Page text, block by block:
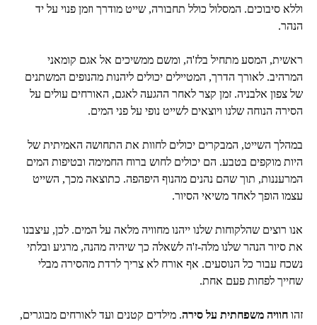
וללא סיבוכים. המסלול כולל תחבורה, שייט מודרך וזמן פנוי על יד
הנהר.
ראשית, המסע מתחיל בלז'ה, ומשם ממשיכים אל אגם קומאני
המרהיב. לאורך הדרך, המטיילים יכולים ליהנות מהנופים המשתנים
של צפון אלבניה. זמן קצר לאחר ההגעה לאגם, האורחים עולים על
הסירה הנוחה שלנו ויוצאים לשייט נופי על פני המים.
במהלך השייט, המבקרים יכולים לחוות את התחושה האמיתית של
היות מוקפים בטבע. הם יכולים לחוש ברוח החמימה ובטיפות המים
המרעננות, תוך שהם נהנים מהנוף היפהפה. כתוצאה מכך, השייט
עצמו הופך לאחד משיאי הסיור.
אנו רוצים שהלקוחות שלנו ייהנו מחוויה מלאה על המים. לכן, עיצבנו
את סיור הנהר שלנו מלה-ז'ה לשאלה כך שיהיה מהנה, מרגיע ובלתי
נשכח עבור כל הנוסעים. אף אורח לא צריך לרדת מהסירה מבלי
שחייך לפחות פעם אחת.
זהו חוויה משפחתית על סירה. מילדים קטנים ועד לאורחים מבוגרים,